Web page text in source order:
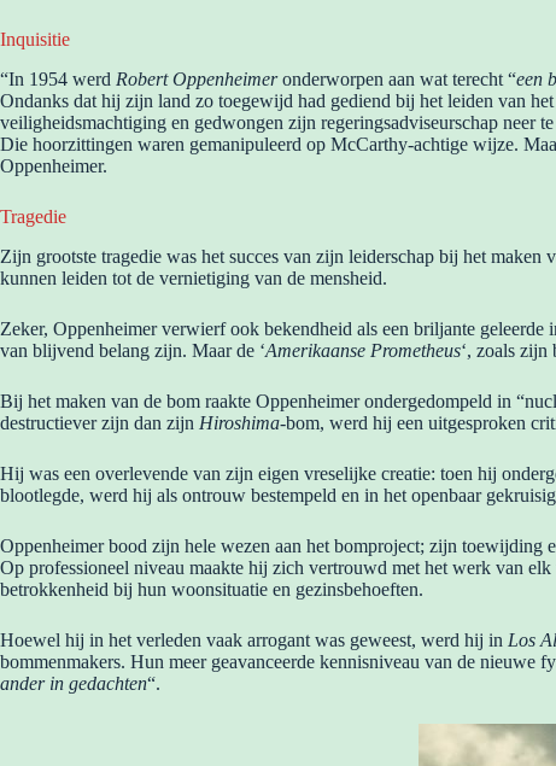
Inquisitie
“In 1954 werd Robert Oppenheimeronderworpen aan wat terecht “een
Ondanks dat hij zijn land zo toegewijd had gediend bij het leiden van
veiligheidsmachtiging en gedwongen zijn regeringsadviseurschap neer
Die hoorzittingen waren gemanipuleerd op McCarthy-achtige wijze.
Oppenheimer.
Tragedie
Zijn grootste tragedie was het succes van zijn leiderschap bij het
kunnen leiden tot de vernietiging van de mensheid.
Zeker, Oppenheimer verwierf ook bekendheid als een briljante
van blijvend belang zijn. Maar de ‘Amerikaanse Prometheus‘, zoals zijn
Bij het maken van de bom raakte Oppenheimer ondergedompeld in
destructiever zijn dan zijn Hiroshima-bom, werd hij een uitgesproken
Hij was een overlevende van zijn eigen vreselijke creatie: toen hij
blootlegde, werd hij als ontrouw bestempeld en in het openbaar
Oppenheimer bood zijn hele wezen aan het bomproject; zijn toewijding
Op professioneel niveau maakte hij zich vertrouwd met het werk van
betrokkenheid bij hun woonsituatie en gezinsbehoeften.
Hoewel hij in het verleden vaak arrogant was geweest, werd hij in Los
bommenmakers. Hun meer geavanceerde kennisniveau van de nieuwe
ander in gedachten“.